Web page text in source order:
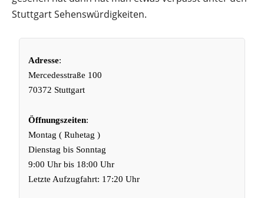
Stuttgart Sehenswürdigkeiten.
Adresse:
Mercedesstraße 100
70372 Stuttgart
Öffnungszeiten:
Montag ( Ruhetag )
Dienstag bis Sonntag
9:00 Uhr bis 18:00 Uhr
Letzte Aufzugfahrt: 17:20 Uhr